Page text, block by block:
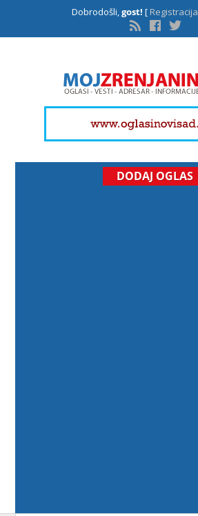
Dobrodošli,gost! [Registracija
DODAJ OGLAS